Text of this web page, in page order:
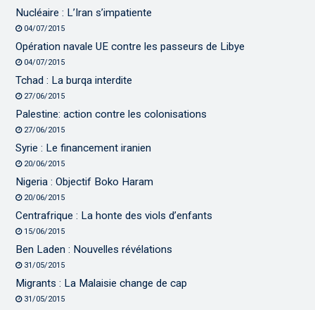
Nucléaire : L’Iran s’impatiente
04/07/2015
Opération navale UE contre les passeurs de Libye
04/07/2015
Tchad : La burqa interdite
27/06/2015
Palestine: action contre les colonisations
27/06/2015
Syrie : Le financement iranien
20/06/2015
Nigeria : Objectif Boko Haram
20/06/2015
Centrafrique : La honte des viols d’enfants
15/06/2015
Ben Laden : Nouvelles révélations
31/05/2015
Migrants : La Malaisie change de cap
31/05/2015